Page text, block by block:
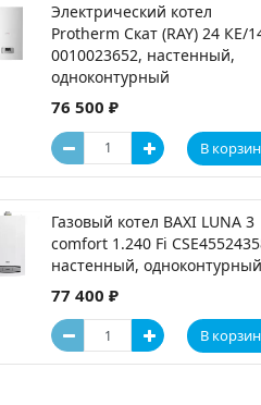
Электрический котел
Protherm Скат (RAY) 24 КE/
0010023652, настенный,
одноконтурный
76 500 ₽
В
Газовый котел BAXI LUNA 3
comfort 1.240 Fi
настенный, одноконтурный
77 400 ₽
В